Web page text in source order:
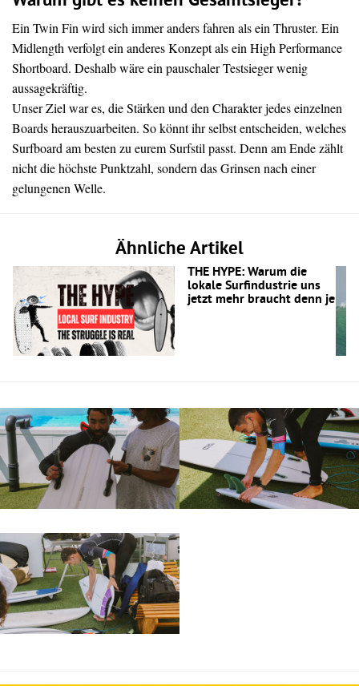
Ein Twin Fin wird sich immer anders fahren als ein Thruster. Ein
Midlength verfolgt ein anderes Konzept als ein High Performance
Shortboard. Deshalb wäre ein pauschaler Testsieger wenig
aussagekräftig.
Unser Ziel war es, die Stärken und den Charakter jedes einzelnen
Boards herauszuarbeiten. So könnt ihr selbst entscheiden, welches
Surfboard am besten zu eurem Surfstil passt. Denn am Ende zählt
nicht die höchste Punktzahl, sondern das Grinsen nach einer
gelungenen Welle.
Ähnliche Artikel
THE HYPE: Warum die
lokale Surfindustrie uns
jetzt mehr braucht denn je